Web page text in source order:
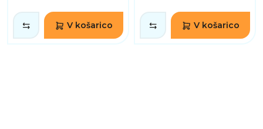
V košarico V košarico